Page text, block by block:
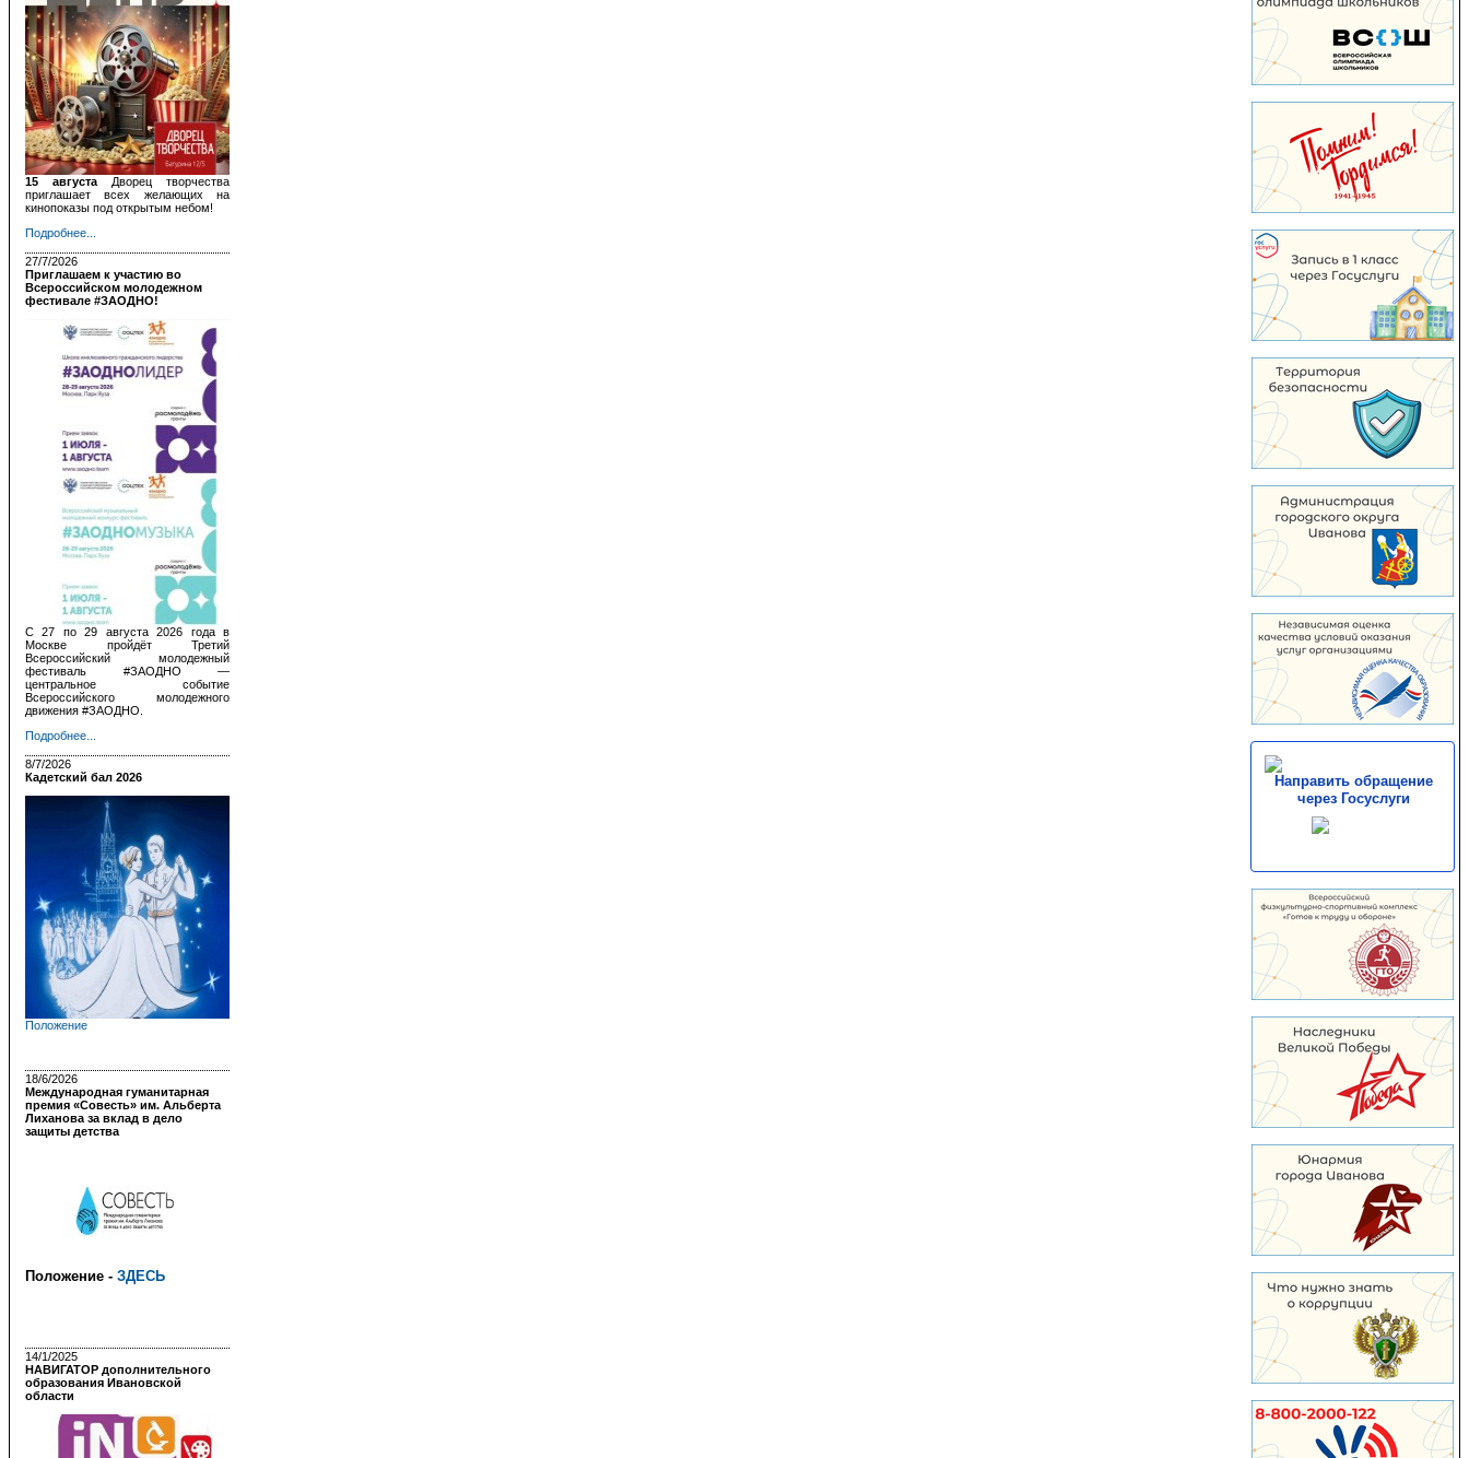
15 августа
Дворец творчества
приглашает всех желающих на
кинопоказы под открытым небом!
Подробнее...
27/7/2026
Приглашаем к участию во
Всероссийском молодежном
фестивале #ЗАОДНО!
С 27 по 29 августа 2026 года в
Москве пройдёт Третий
Всероссийский молодежный
фестиваль #ЗАОДНО —
центральное событие
Всероссийского молодежного
движения #ЗАОДНО.
Подробнее...
8/7/2026
Кадетский бал 2026
Положение
18/6/2026
Международная гуманитарная
премия «Совесть» им. Альберта
Лиханова за вклад в дело
защиты детства
Положение - ЗДЕСЬ
14/1/2025
НАВИГАТОР дополнительного
образования Ивановской
области
Направить обращение
через Госуслуги